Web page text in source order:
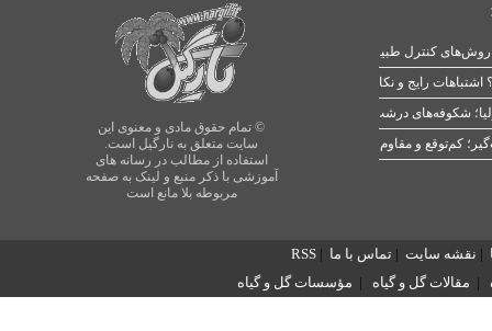
© تمام حقوق مادی و معنوی این
سایت متعلق به نارگیل است.
استفاده از مطالب در رسانه های
آموزشی با ذکر منبع و لینک به صفحه
مربوطه بلا مانع است
رایج و نکات طلایی
شکوفه‌های درشت در بهار
| نقشه سایت | تماس با ما |
RSS
| مقالات گل و گیاه | مؤسسات گل و گیاه